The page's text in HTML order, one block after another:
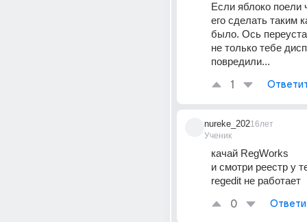
Если яблоко поели
его сделать таким
было. Ось
не только тебе
повредили...
1
nureke_202
Ученик
16лет
качай RegWorks
и смотри реестр у
regedit не работает
0